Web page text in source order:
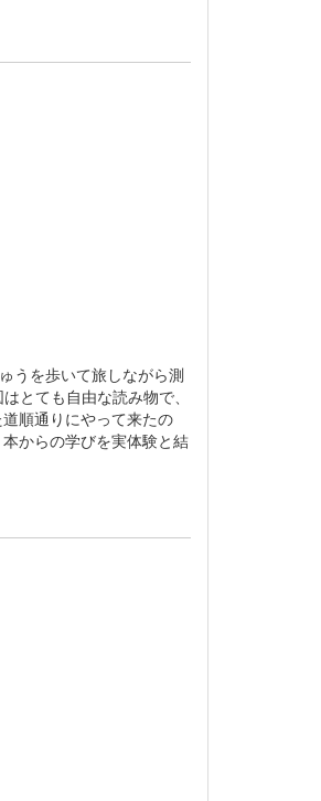
うを歩いて旅しながら測
とても自由な読み物で、
順通りにやって来たの
からの学びを実体験と結